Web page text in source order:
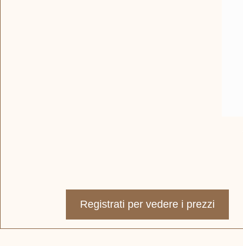
Registrati per vedere i prezzi